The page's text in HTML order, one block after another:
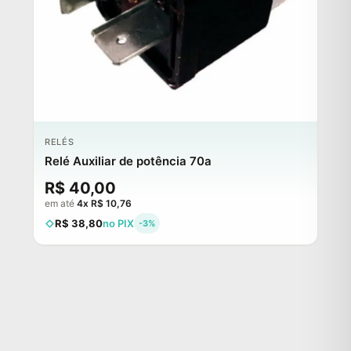
RELÉS
Relé Auxiliar de potência 70a
R$ 40,00
em até 4x R$ 10,76
R$ 38,80no PIX -3%